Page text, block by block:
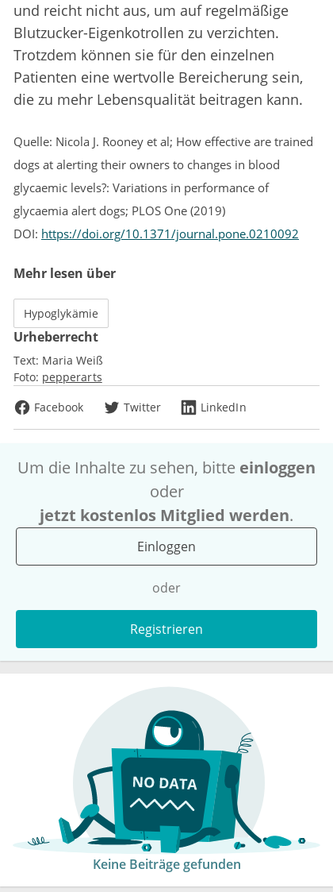
und reicht nicht aus, um auf regelmäßige
Blutzucker-Eigenkotrollen zu verzichten.
Trotzdem können sie für den einzelnen
Patienten eine wertvolle Bereicherung sein,
die zu mehr Lebensqualität beitragen kann.
Quelle: Nicola J. Rooney et al; How effective are trained
dogs at alerting their owners to changes in blood
glycaemic levels?: Variations in performance of
glycaemia alert dogs; PLOS One (2019)
DOI: https://doi.org/10.1371/journal.pone.0210092
Mehr lesen über
Hypoglykämie
Urheberrecht
Text: Maria Weiß
Foto: pepperarts
Facebook
Twitter LinkedIn
Um die Inhalte zu sehen, bitte einloggen
oder
jetzt kostenlos Mitglied werden.
Einloggen
oder
Registrieren
Keine Beiträge gefunden